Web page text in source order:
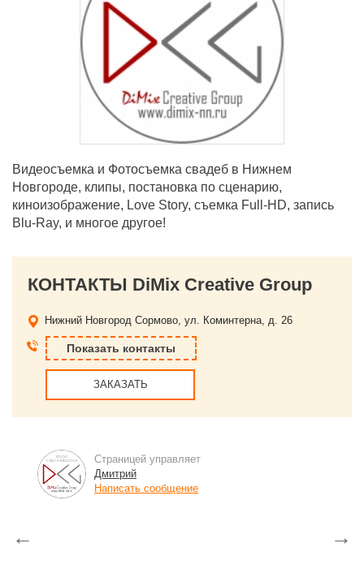
Видеосъемка и Фотосъемка свадеб в Нижнем
Новгороде, клипы, постановка по сценарию,
киноизображение, Love Story, съемка Full-HD, запись
Blu-Ray, и многое другое!
КОНТАКТЫ DiMix Creative Group
Нижний Новгород Сормово, ул. Коминтерна, д. 26
Показать контакты
ЗАКАЗАТЬ
Страницей управляет
Дмитрий
Написать сообщение
← →